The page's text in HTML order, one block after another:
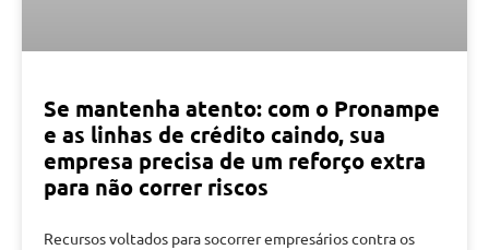
Se mantenha atento: com o Pronampe
e as linhas de crédito caindo, sua
empresa precisa de um reforço extra
para não correr riscos
Recursos voltados para socorrer empresários contra os